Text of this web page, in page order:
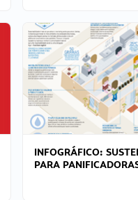
INFOGRÁFICO:
PARA